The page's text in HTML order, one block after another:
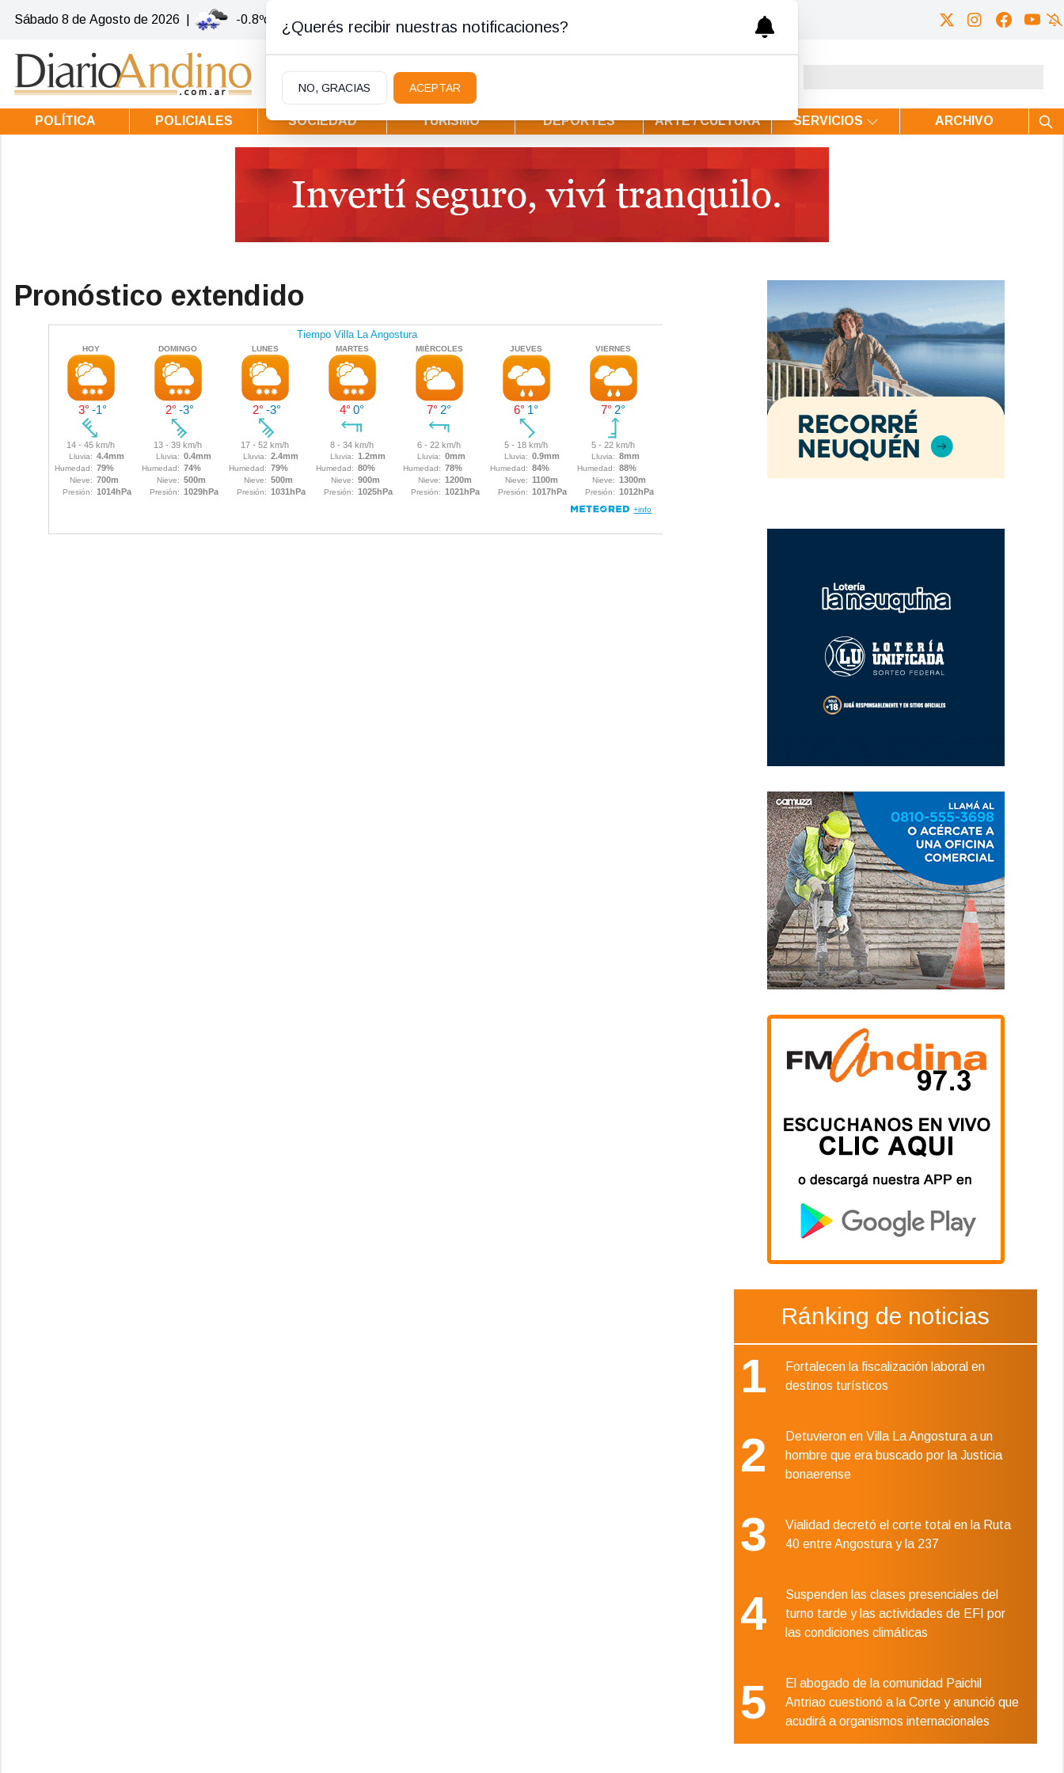
Sábado 8 de Agosto de 2026 -0.8ºc | Villa la Angostura
POLÍTICA POLICIALES SOCIEDAD TURISMO DEPORTES ARTE / CULTURA SERVICIOS ARCHIVO
Pronóstico extendido
Ránking de noticias
1
Fortalecen la fiscalización laboral en
destinos turísticos
2
Detuvieron en Villa La Angostura a un
hombre que era buscado por la Justicia
bonaerense
3
Vialidad decretó el corte total en la Ruta
40 entre Angostura y la 237
4
Suspenden las clases presenciales del
turno tarde y las actividades de EFI por
las condiciones climáticas
5
El abogado de la comunidad Paichil
Antriao cuestionó a la Corte y anunció que
acudirá a organismos internacionales
¿Querés recibir nuestras notificaciones?
NO, GRACIAS ACEPTAR